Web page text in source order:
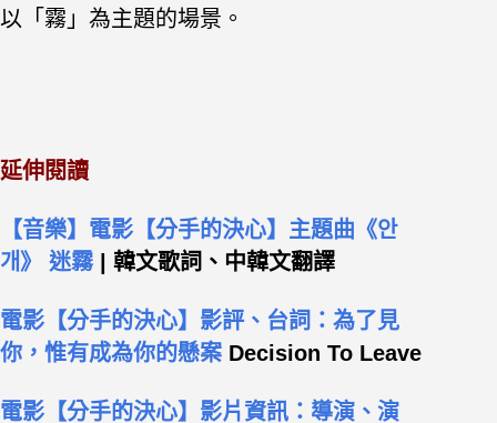
以「霧」為主題的場景。
延伸閱讀
【音樂】電影【分手的決心】主題曲《안
개》 迷霧| 韓文歌詞、中韓文翻譯
電影【分手的決心】影評、台詞：為了見
你，惟有成為你的懸案 Decision To Leave
電影【分手的決心】影片資訊：導演、演